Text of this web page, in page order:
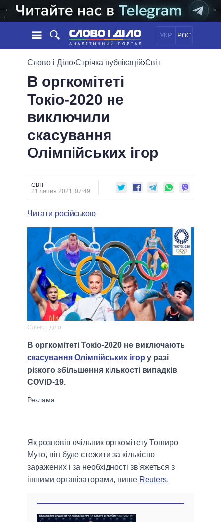
УКР РОС
НОВИНИ
СТРІЧКА
ПОДІЇ
СТАТТІ
ОГЛЯДИ
ДАЙДЖЕСТИ
ЕКОНОМІКА
ОБIЦЯНКИ
ПОЛIТИКИ
ПРЕЗИДЕНТ І ОФІС
ВЕРХОВНА РАДА
ГОЛОВИ ОБЛАДМІНІСТРАЦІЙ
МЕРИ МІСТ
ВСІ ПЕРСОНИ
ВІДЕО
ПОРІВНЯННЯ ПОЛІТИКІВ
Слово і Діло›Стрічка публікацій›Світ
В оргкомітеті
Токіо-2020 не
виключили
скасування
Олімпійських ігор
СВІТ
21 липня 2021, 07:49
Читати російською
Слово і діло
В оргкомітеті Токіо-2020 не виключають
скасування Олімпійських ігор у разі
різкого збільшення кількості випадків
COVID-19.
Як розповів очільник оргкомітету Тоширо
Муто, він буде стежити за кількістю
заражених і за необхідності зв'яжеться з
іншими організаторами, пише Reuters.